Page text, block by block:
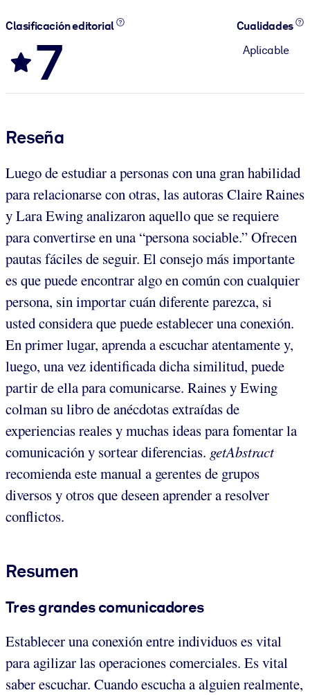
Clasificación editorial
7
Cualidades
Aplicable
Reseña
Luego de estudiar a personas con una gran habilidad
para relacionarse con otras, las autoras Claire Raines
y Lara Ewing analizaron aquello que se requiere
para convertirse en una “persona sociable.” Ofrecen
pautas fáciles de seguir. El consejo más importante
es que puede encontrar algo en común con cualquier
persona, sin importar cuán diferente parezca, si
usted considera que puede establecer una conexión.
En primer lugar, aprenda a escuchar atentamente y,
luego, una vez identificada dicha similitud, puede
partir de ella para comunicarse. Raines y Ewing
colman su libro de anécdotas extraídas de
experiencias reales y muchas ideas para fomentar la
comunicación y sortear diferencias. getAbstract
recomienda este manual a gerentes de grupos
diversos y otros que deseen aprender a resolver
conflictos.
Resumen
Tres grandes comunicadores
Establecer una conexión entre individuos es vital
para agilizar las operaciones comerciales. Es vital
saber escuchar. Cuando escucha a alguien realmente,